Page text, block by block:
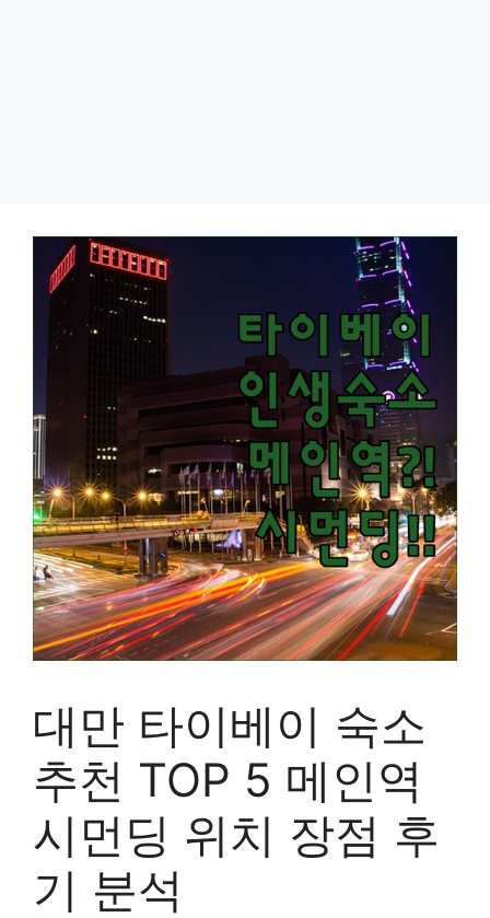
대만 타이베이 숙소
추천 TOP 5 메인역
시먼딩 위치 장점 후
기 분석